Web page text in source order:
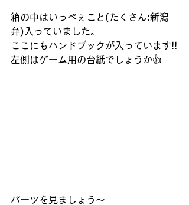
箱の中はいっぺぇこと(たくさん:新潟
弁)入っていました。
ここにもハンドブックが入っています!!
左側はゲーム用の台紙でしょうか👍
パーツを見ましょう～